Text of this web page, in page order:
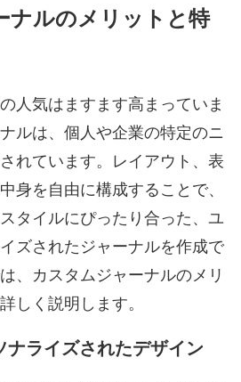
ナルのメリットと特
人気はますます高まっていま
ルは、個人や企業の特定のニ
れています。レイアウト、表
身を自由に構成することで、
タイルにぴったり合った、ユ
ズされたジャーナルを作成で
、カスタムジャーナルのメリ
しく説明します。
ナライズされたデザイン